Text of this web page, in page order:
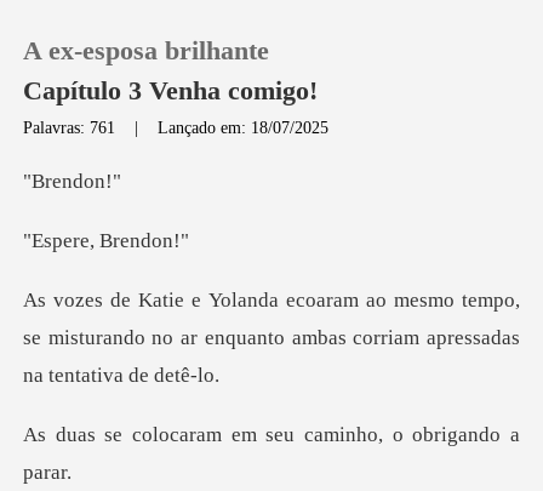
Loja
A ex-esposa brilhante
Capítulo 3 Venha comigo!
Palavras: 761 |Lançado em: 18/07/2025
end
e, Bre
o tempo,
se misturando no ar enquanto ambas
m em seu caminho, o